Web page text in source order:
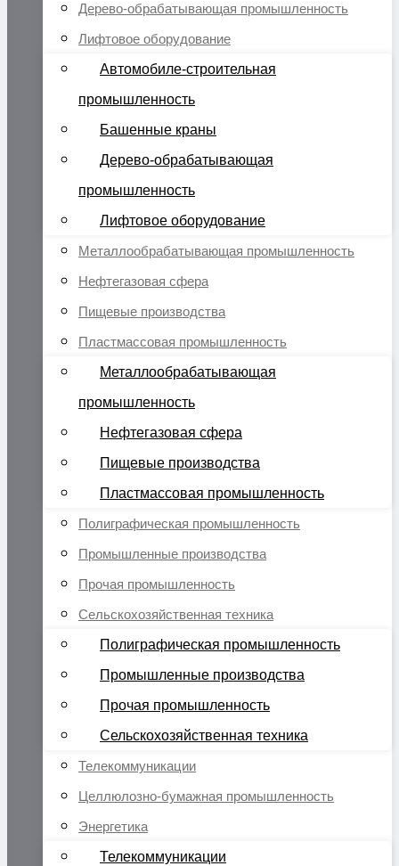
Дерево-обрабатывающая промышленность
Лифтовое оборудование
Автомобиле-строительная
промышленность
Башенные краны
Дерево-обрабатывающая
промышленность
Лифтовое оборудование
Металлообрабатывающая промышленность
Нефтегазовая сфера
Пищевые производства
Пластмассовая промышленность
Металлообрабатывающая
промышленность
Нефтегазовая сфера
Пищевые производства
Пластмассовая промышленность
Полиграфическая промышленность
Промышленные производства
Прочая промышленность
Сельскохозяйственная техника
Полиграфическая промышленность
Промышленные производства
Прочая промышленность
Сельскохозяйственная техника
Телекоммуникации
Целлюлозно-бумажная промышленность
Энергетика
Телекоммуникации